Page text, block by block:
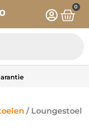
0
/ Loungestoel